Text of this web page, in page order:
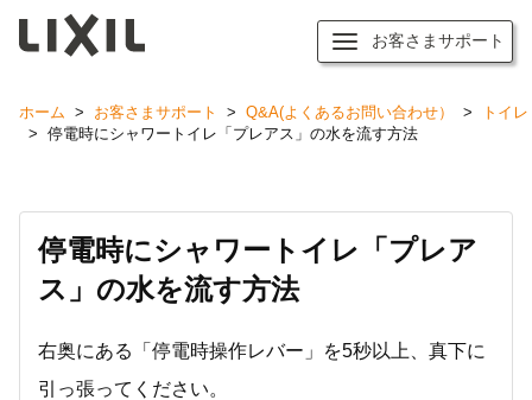
お客さまサポート
ホーム > お客さまサポート > Q&A(よくあるお問い合わせ） >
トイレ
> 停電時にシャワートイレ「プレアス」の水を流す方法
停電時にシャワートイレ「プレア
ス」の水を流す方法
右奥にある「停電時操作レバー」を5秒以上、真下に
引っ張ってください。